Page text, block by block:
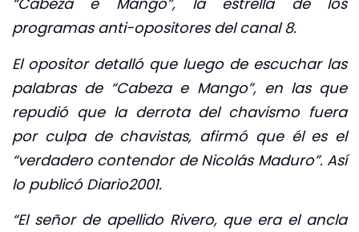
programas anti-opositores del canal 8.
El opositor detalló que luego de escuchar las
palabras de “Cabeza e Mango”, en las que
repudió que la derrota del chavismo fuera
por culpa de chavistas, afirmó que él es el
“verdadero contendor de Nicolás Maduro”. Así
lo publicó Diario2001.
“El señor de apellido Rivero, que era el ancla